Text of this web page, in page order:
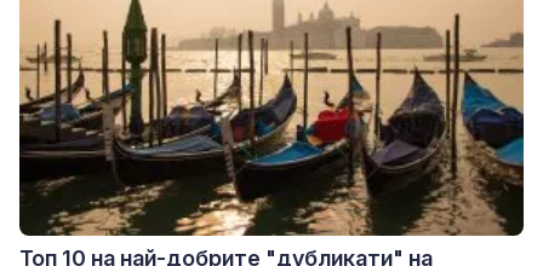
Топ 10 на най-добрите "дубликати" на